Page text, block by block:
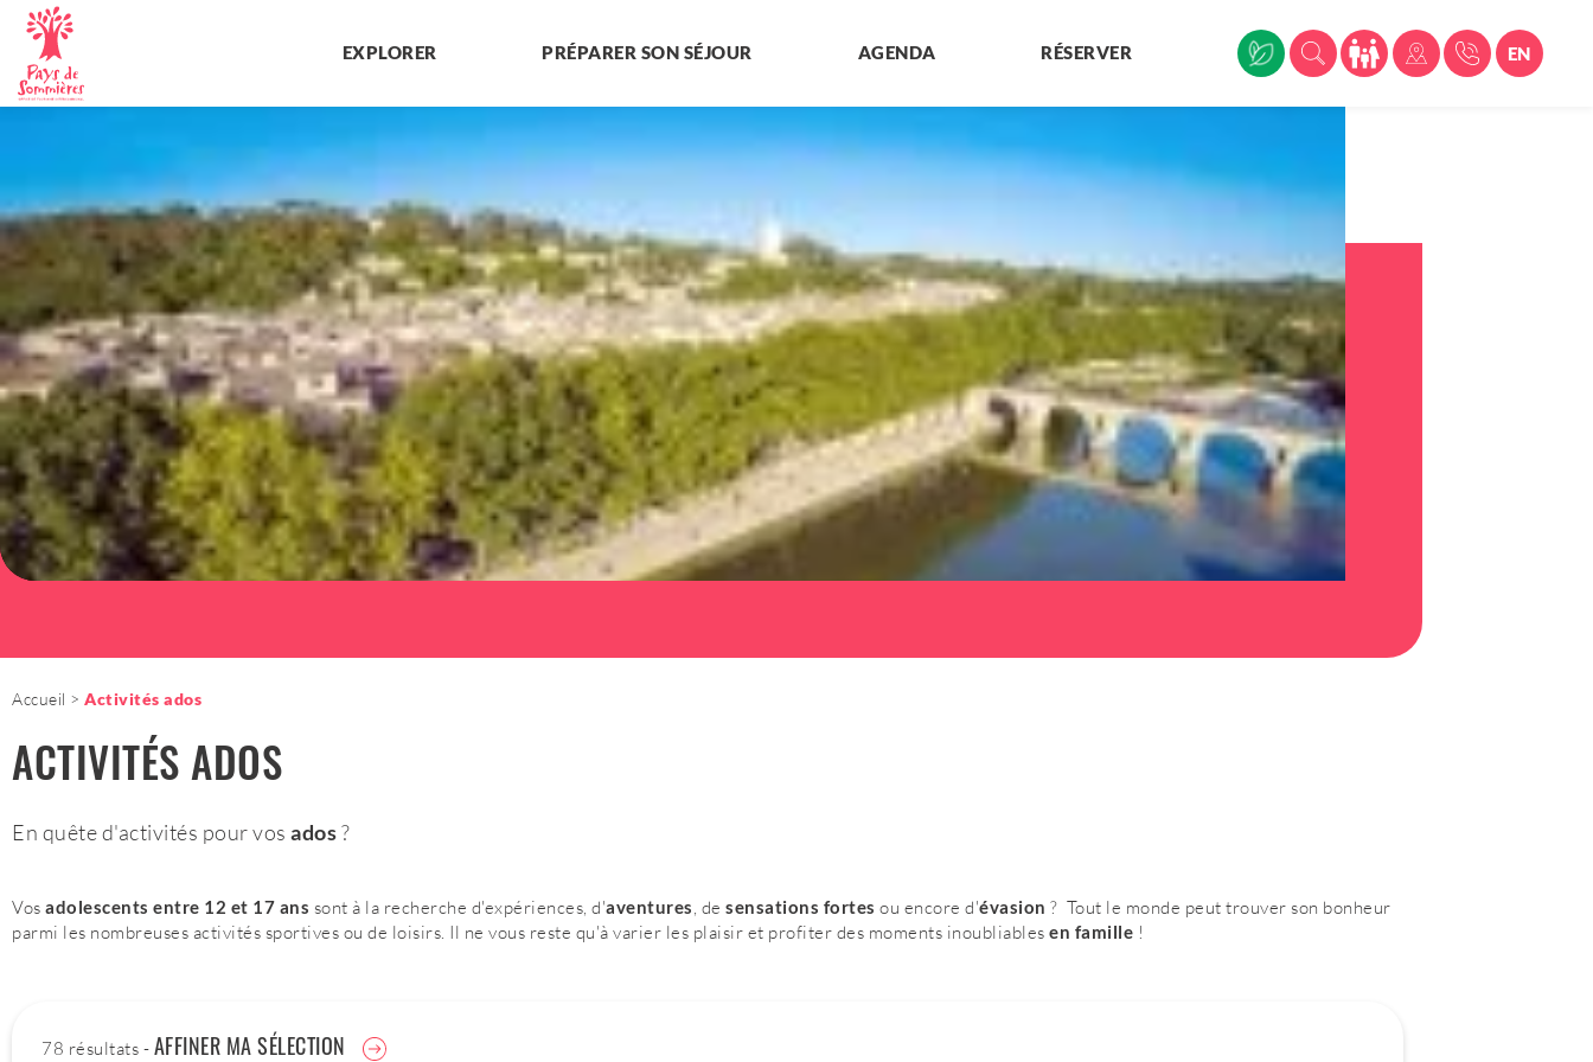
EXPLORER PRÉPARER SON SÉJOUR AGENDA RÉSERVER EN
Accueil Activités ados
ACTIVITÉS ADOS
En quête d'activités pour vos ados?
Vos adolescents entre 12 et 17 ans sont à la recherche d'expériences, d'aventures, de sensations fortes ou encore d'évasion ? Tout le monde peut trouver son bonheur
parmi les nombreuses activités sportives ou de loisirs. Il ne vous reste qu'à varier les plaisir et profiter des moments inoubliables en famille !
78 résultats - AFFINER MA SÉLECTION